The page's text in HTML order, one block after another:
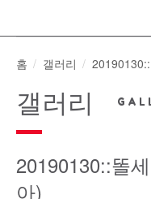
content
홈
갤러리
갤러리
20190130::똘
아)